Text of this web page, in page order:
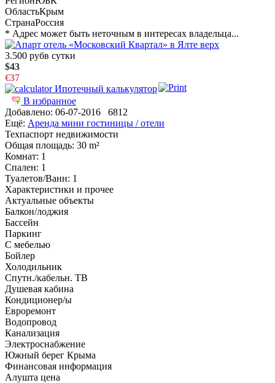
ОбластьКрым
СтранаРоссия
* Адрес может быть неточным в интересах владельца...
3.500 рубв сутки
$43
€37
Ипотечный калькулятор
В избранное
Добавлено: 06-07-2016 6812
Ещё: Аренда мини гостиницы / отели
Техпаспорт недвижимости
Общая площадь: 30 m²
Комнат: 1
Спален: 1
Туалетов/Ванн: 1
Характеристики и прочее
Актуальные объекты
Балкон/лоджия
Бассейн
Паркинг
С мебелью
Бойлер
Холодильник
Спутн./кабельн. ТВ
Душевая кабина
Кондиционер/ы
Евроремонт
Водопровод
Канализация
Электроснабжение
Южный берег Крыма
Финансовая информация
Алушта цена